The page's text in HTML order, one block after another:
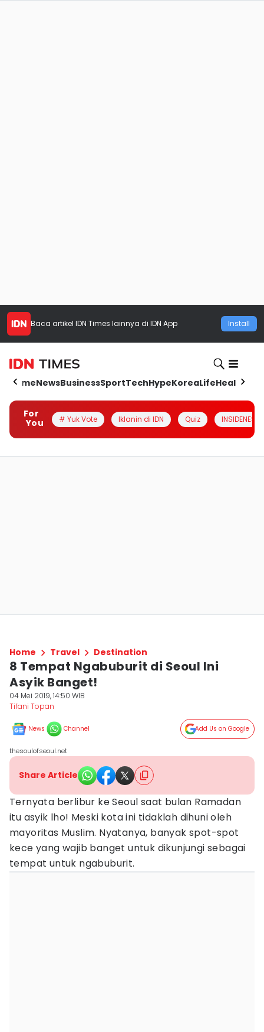
Baca artikel IDN Times lainnya di IDN App Install
HomeNewsBusinessSportTechHypeKoreaLifeHealth
For
You
# Yuk Vote Iklanin di IDN Quiz INSIDENESIA
Home Travel Destination
8 Tempat Ngabuburit di Seoul Ini
Asyik Banget!
04 Mei 2019, 14:50 WIB
Tifani Topan
News Channel Add Us on Google
thesoulofseoul.net
Share Article
Ternyata berlibur ke Seoul saat bulan Ramadan
itu asyik lho! Meski kota ini tidaklah dihuni oleh
mayoritas Muslim. Nyatanya, banyak spot-spot
kece yang wajib banget untuk dikunjungi sebagai
tempat untuk ngabuburit.